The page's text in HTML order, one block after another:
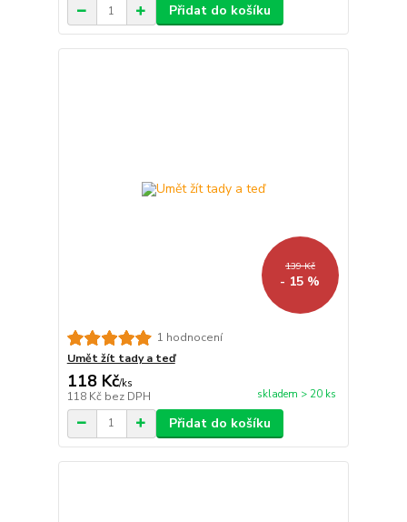
Přidat do košíku
139 Kč
- 15 %
1 hodnocení
Umět žít tady a teď
118 Kč/ks
118 Kč bez DPH skladem > 20 ks
Přidat do košíku